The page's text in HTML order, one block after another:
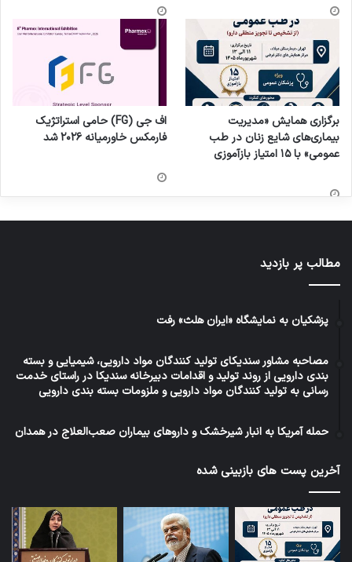
برگزاری همایش «مدیریت
بیماری‌های شایع زنان در طب
عمومی» با ۱۵ امتیاز بازآموزی
اف جی (FG) حامی استراتژیک
فارمکس خاورمیانه ۲۰۲۶ شد
مطالب پر بازدید
پزشکیان به نمایشگاه «ایران هلث» رفت
مصاحبه مشاور سندیکای تولید کنندگان مواد دارویی، شیمیایی و بسته
بندی دارویی از روند تولید و اقدامات دبیرخانه سندیکا در راستای خدمت
رسانی به تولید کنندگان مواد دارویی و ملزومات بسته بندی دارویی
حمله آمریکا به انبار شیرخشک و داروهای بیماران صعب‌العلاج در همدان
آخرین پست های بازبینی شده